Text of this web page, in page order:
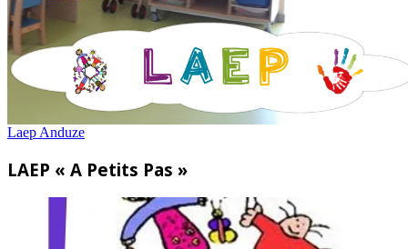
Laep Anduze
LAEP « A Petits Pas »